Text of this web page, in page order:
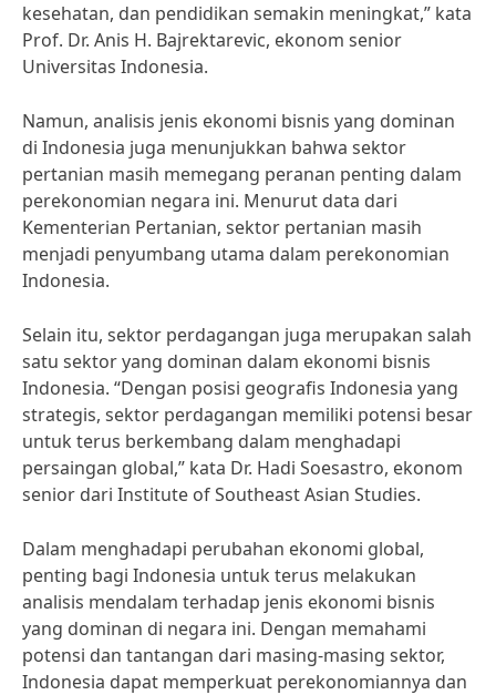
kesehatan, dan pendidikan semakin meningkat,” kata
Prof. Dr. Anis H. Bajrektarevic, ekonom senior
Universitas Indonesia.
Namun, analisis jenis ekonomi bisnis yang dominan
di Indonesia juga menunjukkan bahwa sektor
pertanian masih memegang peranan penting dalam
perekonomian negara ini. Menurut data dari
Kementerian Pertanian, sektor pertanian masih
menjadi penyumbang utama dalam perekonomian
Indonesia.
Selain itu, sektor perdagangan juga merupakan salah
satu sektor yang dominan dalam ekonomi bisnis
Indonesia. “Dengan posisi geografis Indonesia yang
strategis, sektor perdagangan memiliki potensi besar
untuk terus berkembang dalam menghadapi
persaingan global,” kata Dr. Hadi Soesastro, ekonom
senior dari Institute of Southeast Asian Studies.
Dalam menghadapi perubahan ekonomi global,
penting bagi Indonesia untuk terus melakukan
analisis mendalam terhadap jenis ekonomi bisnis
yang dominan di negara ini. Dengan memahami
potensi dan tantangan dari masing-masing sektor,
Indonesia dapat memperkuat perekonomiannya dan